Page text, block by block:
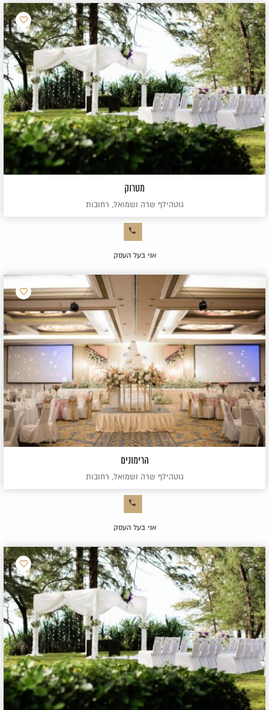
מטרוק
גוטהילף שרה ושמואל, רחובות
הוסף
אני בעל העסק
הרימונים
גוטהילף שרה ושמואל, רחובות
הוסף
אני בעל העסק
הוסף